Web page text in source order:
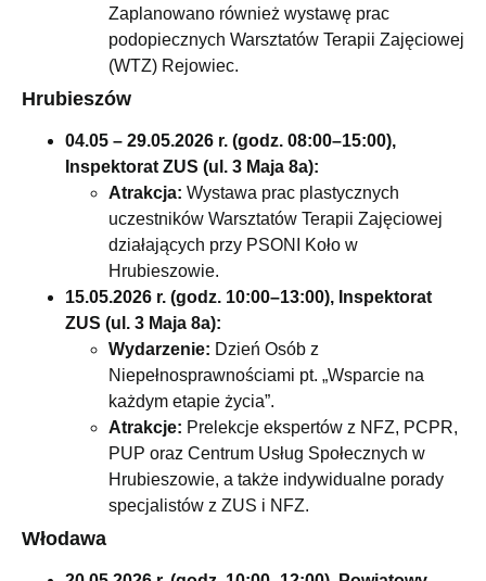
Zaplanowano również wystawę prac
podopiecznych Warsztatów Terapii Zajęciowej
(WTZ) Rejowiec.
Hrubieszów
04.05 – 29.05.2026 r. (godz. 08:00–15:00),
Inspektorat ZUS (ul. 3 Maja 8a):
Atrakcja: Wystawa prac plastycznych
uczestników Warsztatów Terapii Zajęciowej
działających przy PSONI Koło w
Hrubieszowie.
15.05.2026 r. (godz. 10:00–13:00), Inspektorat
ZUS (ul. 3 Maja 8a):
Wydarzenie: Dzień Osób z
Niepełnosprawnościami pt. „Wsparcie na
każdym etapie życia”.
Atrakcje: Prelekcje ekspertów z NFZ, PCPR,
PUP oraz Centrum Usług Społecznych w
Hrubieszowie, a także indywidualne porady
specjalistów z ZUS i NFZ.
Włodawa